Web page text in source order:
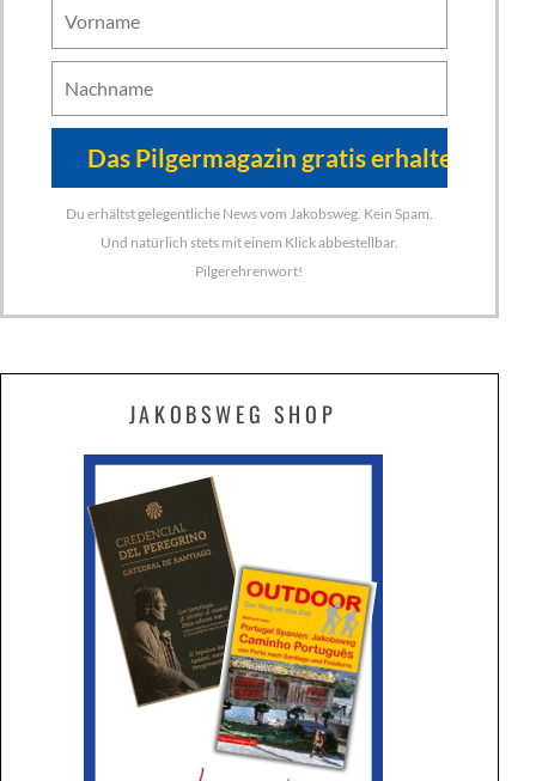
Du erhältst gelegentliche News vom Jakobsweg. Kein Spam.
Und natürlich stets mit einem Klick abbestellbar.
Pilgerehrenwort!
JAKOBSWEG SHOP